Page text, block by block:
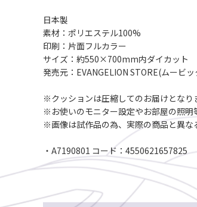
日本製
素材：ポリエステル100%
印刷：片面フルカラー
サイズ：約550×700mm内ダイカット
発売元：EVANGELION STORE(ムービッ
※クッションは圧縮してのお届けとなり
※お使いのモニター設定やお部屋の照明
※画像は試作品の為、実際の商品と異な
・A7190801 コード：4550621657825